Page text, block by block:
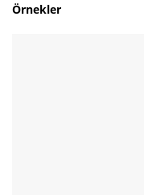
Örnekler